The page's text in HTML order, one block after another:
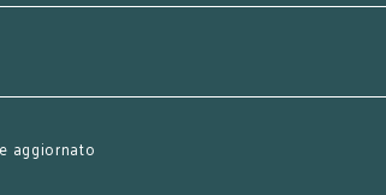
aggiornato